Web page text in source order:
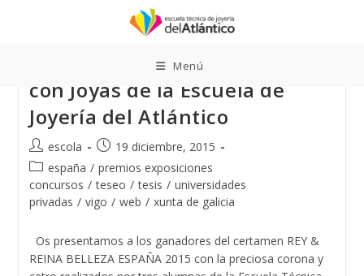
Menú
Rey & Reina Belleza España
con Joyas de la Escuela de
Joyería del Atlántico
Autor
de
la
entrada:
escola
Publicación
de
la
entrada:
19 diciembre, 2015
Categoría
de
la
españa / premios exposiciones
concursos / teseo / tesis / universidades
privadas / vigo / web / xunta de galicia
Os presentamos a los ganadores del certamen REY &
REINA BELLEZA ESPAÑA 2015 con la preciosa corona y